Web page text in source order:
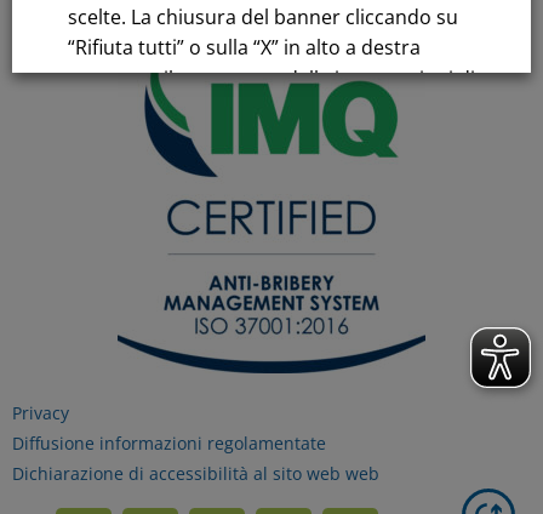
Privacy
Diffusione informazioni regolamentate
Dichiarazione di accessibilità al sito web web
scelte. La chiusura del banner cliccando su
“Rifiuta tutti” o sulla “X” in alto a destra
comporta il permanere delle impostazioni di
default e la continuazione della navigazione
in assenza di cookie o altri strumenti di
tracciamento diversi da quelli tecnici.
Per maggiori informazioni consulta la
Informativa sui dati personali e cookie
privacy